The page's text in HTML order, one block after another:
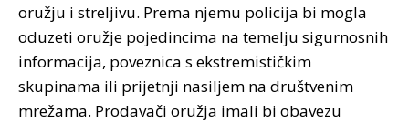
oružju i streljivu. Prema njemu policija bi mogla
oduzeti oružje pojedincima na temelju sigurnosnih
informacija, poveznica s ekstremističkim
skupinama ili prijetnji nasiljem na društvenim
mrežama. Prodavači oružja imali bi obavezu